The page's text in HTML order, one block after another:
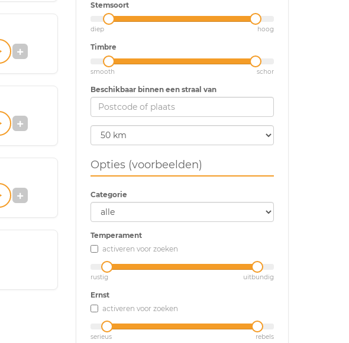
Stemsoort
diep hoog
Timbre
smooth schor
Beschikbaar binnen een straal van
Opties (voorbeelden)
Categorie
Temperament
activeren voor zoeken
rustig uitbundig
Ernst
activeren voor zoeken
serieus rebels